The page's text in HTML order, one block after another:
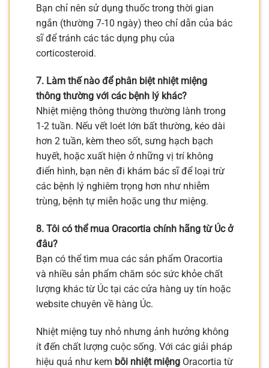
Bạn chỉ nên sử dụng thuốc trong thời gian
ngắn (thường 7-10 ngày) theo chỉ dẫn của bác
sĩ để tránh các tác dụng phụ của
corticosteroid.
7. Làm thế nào để phân biệt nhiệt miệng
thông thường với các bệnh lý khác?
Nhiệt miệng thông thường thường lành trong
1-2 tuần. Nếu vết loét lớn bất thường, kéo dài
hơn 2 tuần, kèm theo sốt, sưng hạch bạch
huyết, hoặc xuất hiện ở những vị trí không
điển hình, bạn nên đi khám bác sĩ để loại trừ
các bệnh lý nghiêm trọng hơn như nhiễm
trùng, bệnh tự miễn hoặc ung thư miệng.
8. Tôi có thể mua Oracortia chính hãng từ Úc ở
đâu?
Bạn có thể tìm mua các sản phẩm Oracortia
và nhiều sản phẩm chăm sóc sức khỏe chất
lượng khác từ Úc tại các cửa hàng uy tín hoặc
website chuyên về hàng Úc.
Nhiệt miệng tuy nhỏ nhưng ảnh hưởng không
ít đến chất lượng cuộc sống. Với các giải pháp
hiệu quả như kem bôi nhiệt miệng Oracortia từ